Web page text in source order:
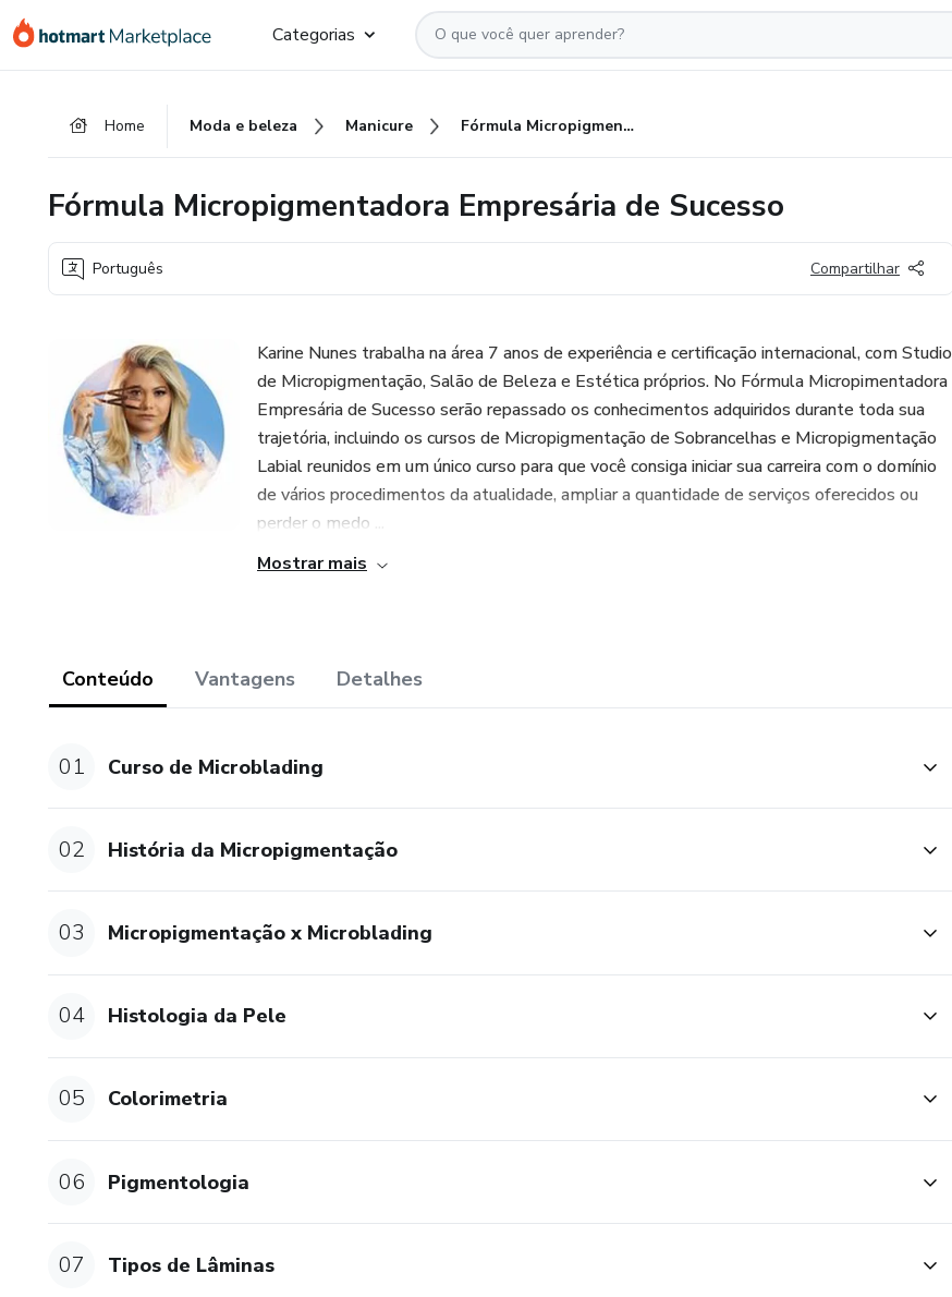
para
para
para
Categorias
Home Moda e beleza Manicure Fórmula Micropigmentadora Empresária de Sucesso
Fórmula Micropigmentadora Empresária de Sucesso
Português Compartilhar
Karine Nunes trabalha na área 7 anos de experiência e certificação internacional, com Studio
de Micropigmentação, Salão de Beleza e Estética próprios. No Fórmula Micropimentadora
Empresária de Sucesso serão repassado os conhecimentos adquiridos durante toda sua
trajetória, incluindo os cursos de Micropigmentação de Sobrancelhas e Micropigmentação
Labial reunidos em um único curso para que você consiga iniciar sua carreira com o domínio
de vários procedimentos da atualidade, ampliar a quantidade de serviços oferecidos ou
perder o medo ...
Mostrar mais
Conteúdo Vantagens Detalhes
01 Curso de Microblading
02 História da Micropigmentação
03 Micropigmentação x Microblading
04 Histologia da Pele
05 Colorimetria
06 Pigmentologia
07 Tipos de Lâminas